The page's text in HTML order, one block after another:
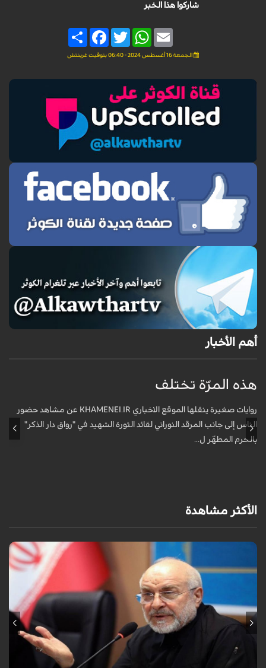
شاركوا هذا الخبر
Share
FacebookTwitter
WhatsAppEmail
الجمعة 16 أغسطس 2024 - 06:40 بتوقيت غرينتش
أهم الأخبار
هذه المرّة تختلف
روايات صغيرة ينقلها الموقع الاخباري KHAMENEI.IR عن مشاهد حضور
الناس إلى جانب المرقد النوراني لقائد الثورة الشهيد في "رواق دار الذكر"
بالحرم المطهّر ل...
الأكثر مشاهدة
أكد رئيس مجلس الشورى الإسلامي الإيراني أن التصريحات الاستعراضية
والتهديدات المتكررة لم تعد تُجدي نفعاً، واصفاً إياها بالدبلوماسية الفاشلة.